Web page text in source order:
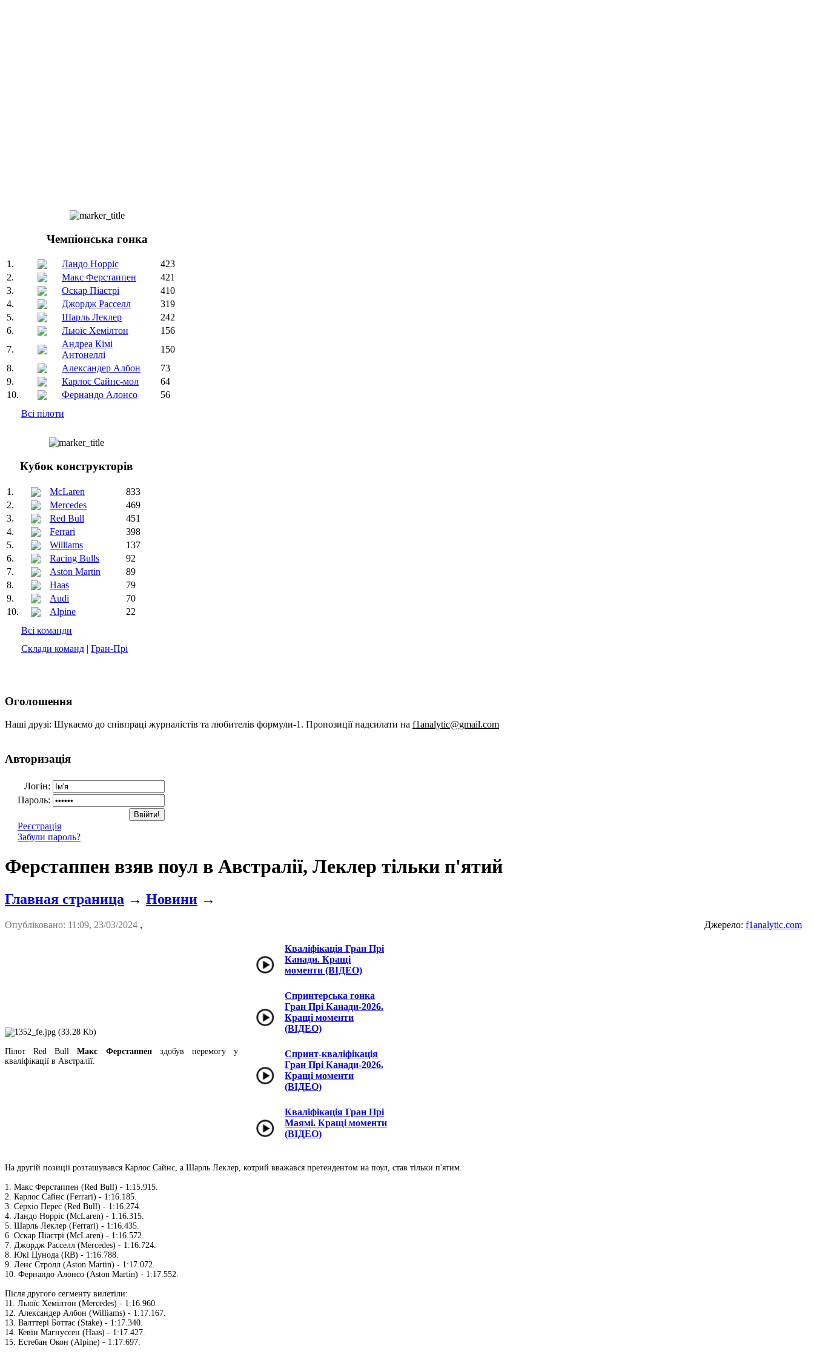
Чемпіонська гонка
1. Ландо Норріс
423
2.
Макс Ферстаппен
421
3.
Оскар Піастрі
410
4.
Джордж Расселл
319
5.
Шарль Леклер
242
6.
Льюїс Хемілтон
156
7.
Андреа Кімі
Антонеллі
150
8.
Александер Албон
73
9.
Карлос Сайнс-мол
64
10.
Фернандо Алонсо
56
Всі пілоти
Кубок конструкторів
1. McLaren
833
2.
Mercedes
469
3.
Red Bull
451
4.
Ferrari
398
5.
Williams
137
6.
Racing Bulls
92
7.
Aston Martin
89
8.
Haas
79
9.
Audi
70
10.
Alpine
22
Всі команди
Склади команд | Гран-Прі
Оголошення
Наші друзі: Шукаємо до співпраці журналістів та любителів формули-1. Пропозиції надсилати на f1analytic@gmail.com
Авторизація
Логін:
Пароль:
Реєстрація
Забули пароль?
Ферстаппен взяв поул в Австралії, Леклер тільки п'ятий
Главная страница → Новини →
Опубліковано: 11:09, 23/03/2024 , Джерело: f1analytic.com
Пілот Red BullМакс Ферстаппенздобув перемогу у
кваліфікації в Австралії.
Кваліфікація Гран Прі
Канади. Кращі
моменти (ВІДЕО)
Спринтерська гонка
Гран Прі Канади-2026.
Кращі моменти
(ВІДЕО)
Спринт-кваліфікація
Гран Прі Канади-2026.
Кращі моменти
(ВІДЕО)
Кваліфікація Гран Прі
Маямі. Кращі моменти
(ВІДЕО)
На другій позиції розташувався Карлос Сайнс, а Шарль Леклер, котрий вважався претендентом на поул, став тільки п'ятим.
1. Макс Ферстаппен (Red Bull) - 1:15.915.
2. Карлос Сайнс (Ferrari) - 1:16.185.
3. Серхіо Перес (Red Bull) - 1:16.274.
4. Ландо Норріс (McLaren) - 1:16.315.
5. Шарль Леклер (Ferrari) - 1:16.435.
6. Оскар Піастрі (McLaren) - 1:16.572.
7. Джордж Расселл (Mercedes) - 1:16.724.
8. Юкі Цунода (RB) - 1:16.788.
9. Ленс Стролл (Aston Martin) - 1:17.072.
10. Фернандо Алонсо (Aston Martin) - 1:17.552.
Після другого сегменту вилетіли:
11. Льюїс Хемілтон (Mercedes) - 1:16.960.
12. Александер Албон (Williams) - 1:17.167.
13. Валттері Боттас (Stake) - 1:17.340.
14. Кевін Магнуссен (Haas) - 1:17.427.
15. Естебан Окон (Alpine) - 1:17.697.